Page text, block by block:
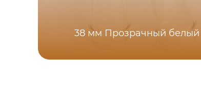
38 мм Прозрачный белый